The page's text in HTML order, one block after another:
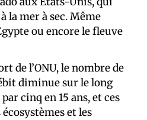
la mer à sec. Même
ou encore le fleuve
de l’ONU, le nombre de
diminue sur le long
cinq en 15 ans, et ces
et les